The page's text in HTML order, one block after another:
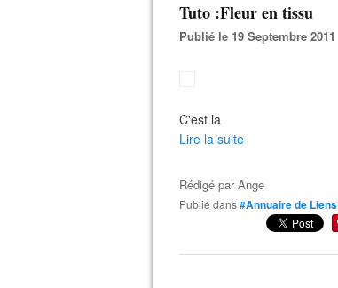
Tuto :Fleur en tissu
Publié le 19 Septembre 2011
C'est là
Lire la suite
Rédigé parAnge
Publié dans#Annuaire de Liens